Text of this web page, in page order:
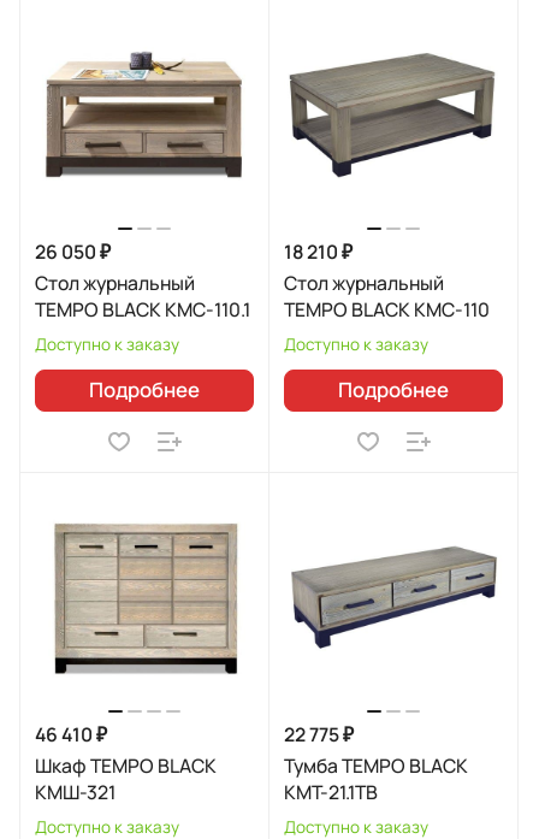
26 050 ₽
Стол журнальный
TEMPO BLACK КМС-110.1
Доступно к заказу
Подробнее
18 210 ₽
Стол журнальный
TEMPO BLACK КМС-110
Доступно к заказу
Подробнее
46 410 ₽
Шкаф TEMPO BLACK
КМШ-321
Доступно к заказу
22 775 ₽
Тумба TEMPO BLACK
КМТ-21.1ТВ
Доступно к заказу